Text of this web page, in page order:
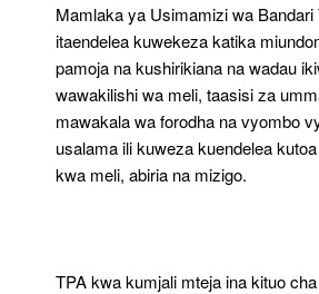
Mamlaka ya Usimamizi wa Bandari
itaendelea kuwekeza katika
pamoja na kushirikiana na wadau
wawakilishi wa meli, taasisi za
mawakala wa forodha na vyombo
usalama ili kuweza kuendelea
kwa meli, abiria na mizigo.
TPA kwa kumjali mteja ina kituo